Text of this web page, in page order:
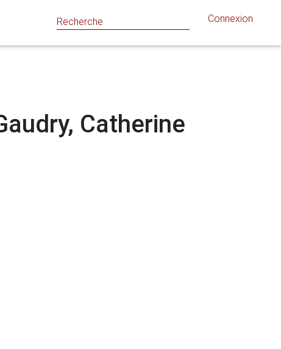
Connexion
Catherine